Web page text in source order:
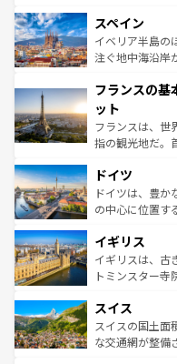
ろん、トスカー
景など、自然景
ピザやパスタな
ませてくれるイ
なお、新着のイ
しい。
スペイン
イベリア半島の
注ぐ地中海沿岸
文化が根付くこ
れる闘牛、そし
る。首都マドリ
アートに溢れた
せる。地方によ
ンテンツ一覧を
フランスの基
ット
フランスは、世
指の観光地だ。
で、幅広い魅力
聖堂、美しいビ
から魅了する。
いる。シャンパ
香り高いラベン
らに、パリ以外
れる地方に足を
き
を参照してほし
ドイツ
ドイツは、豊か
の中心に位置す
顔を持つこの国
ルリンの文化的
してライン川沿
は、お酒好きな人に
ドイツ情報はコ
イギリス
イギリスは、古
トミンスター寺
リアごとに異な
ティー、ビール
戦など、本場だ
スイス
スイスの国土面
な交通網が整備